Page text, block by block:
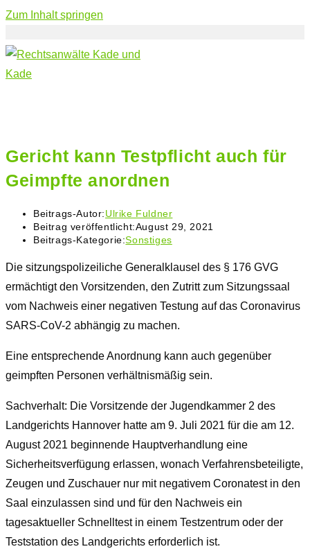
Zum Inhalt springen
Gericht kann Testpflicht auch für
Geimpfte anordnen
Beitrags-Autor:Ulrike Fuldner
Beitrag veröffentlicht:August 29, 2021
Beitrags-Kategorie:Sonstiges
Die sitzungspolizeiliche Generalklausel des § 176 GVG
ermächtigt den Vorsitzenden, den Zutritt zum Sitzungssaal
vom Nachweis einer negativen Testung auf das Coronavirus
SARS-CoV-2 abhängig zu machen.
Eine entsprechende Anordnung kann auch gegenüber
geimpften Personen verhältnismäßig sein.
Sachverhalt: Die Vorsitzende der Jugendkammer 2 des
Landgerichts Hannover hatte am 9. Juli 2021 für die am 12.
August 2021 beginnende Hauptverhandlung eine
Sicherheitsverfügung erlassen, wonach Verfahrensbeteiligte,
Zeugen und Zuschauer nur mit negativem Coronatest in den
Saal einzulassen sind und für den Nachweis ein
tagesaktueller Schnelltest in einem Testzentrum oder der
Teststation des Landgerichts erforderlich ist.